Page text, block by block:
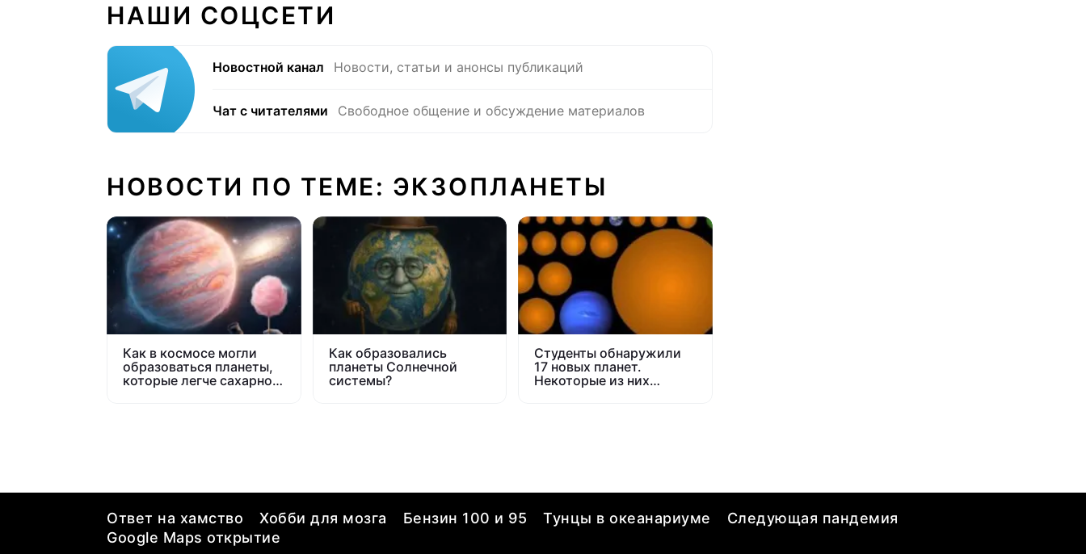
НАШИ СОЦСЕТИ
Новостной канал Новости, статьи и анонсы публикаций
Чат с читателями Свободное общение и обсуждение материалов
НОВОСТИ ПО ТЕМЕ: ЭКЗОПЛАНЕТЫ
Как в космосе могли
образоваться планеты,
которые легче сахарной
Как образовались
планеты Солнечной
системы?
Студенты обнаружили
17 новых планет.
Некоторые из них
Ответ на хамство Хобби для мозга Бензин 100 и 95 Тунцы в океанариуме
Следующая пандемия
Google Maps открытие